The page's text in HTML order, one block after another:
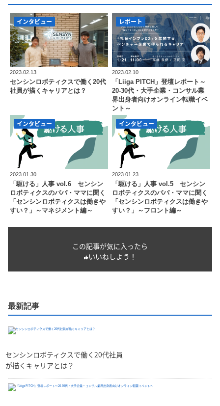
インタビュー
2023.02.13
センシンロボティクスで働く20代
社員が描くキャリアとは？
レポート
2023.02.10
「Liiga PITCH」登壇レポート～
20-30代・大手企業・コンサル業
界出身者向けオンライン転職イベ
ント～
インタビュー
2023.01.30
「駆ける」人事 vol.6 センシン
ロボティクスのパパ・ママに聞く
「センシンロボティクスは働きや
すい？」～マネジメント編～
インタビュー
2023.01.23
「駆ける」人事 vol.5 センシン
ロボティクスのパパ・ママに聞く
「センシンロボティクスは働きや
すい？」～フロント編～
この記事が気に入ったら
いいねしよう！
最新記事
センシンロボティクスで働く20代社員
が描くキャリアとは？